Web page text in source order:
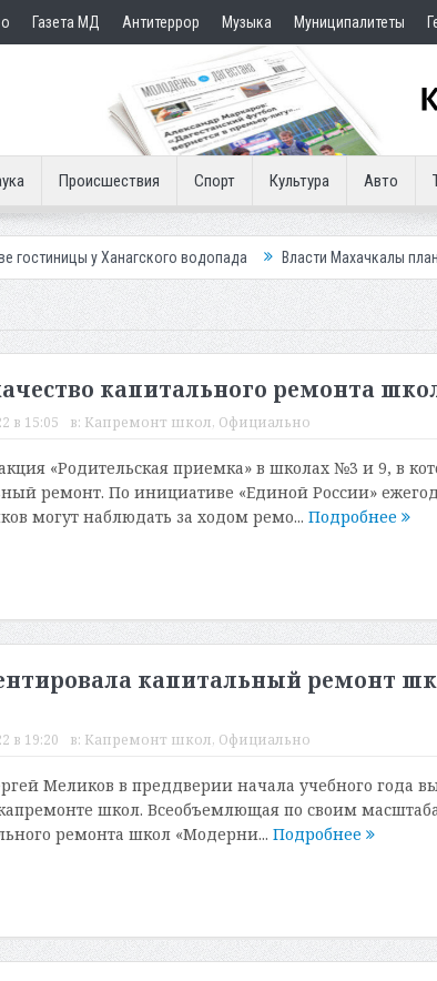
Газета МД Антитеррор Музыка Муниципалитеты
Происшествия Спорт Культура Авто
водопада Власти Махачкалы планирует внедрить
капитального ремонта
в 15:05 в: Капремонт школ, Официально
«Родительская приемка» в школах №3 и 9, в
ремонт. По инициативе «Единой России»
могут наблюдать за ходом ремо... Подробнее
капитальный ремонт
в 19:20 в: Капремонт школ, Официально
Меликов в преддверии начала учебного года
школ. Всеобъемлющая по своим
ремонта школ «Модерни... Подробнее